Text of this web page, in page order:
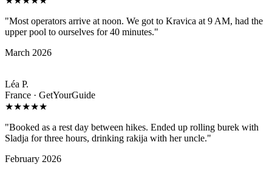
"Most operators arrive at noon. We got to Kravica at 9 AM, had the
upper pool to ourselves for 40 minutes."
March 2026
Léa P.
France · GetYourGuide
★★★★★
"Booked as a rest day between hikes. Ended up rolling burek with
Sladja for three hours, drinking rakija with her uncle."
February 2026